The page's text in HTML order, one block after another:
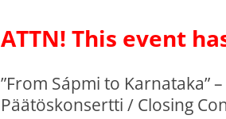
ATTN! This event
”From Sápmi to Karnataka”
Päätöskonsertti / Closing